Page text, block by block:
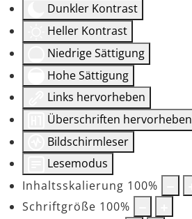
Dunkler Kontrast
Heller Kontrast
Niedrige Sättigung
Hohe Sättigung
Links hervorheben
Überschriften hervorheben
Bildschirmleser
Lesemodus
Inhaltsskalierung 100%
Schriftgröße 100%